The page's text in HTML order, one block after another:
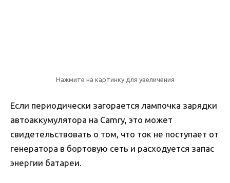
Нажмите на картинку для увеличения
Если периодически загорается лампочка зарядки
автоаккумулятора на Camry, это может
свидетельствовать о том, что ток не поступает от
генератора в бортовую сеть и расходуется запас
энергии батареи.